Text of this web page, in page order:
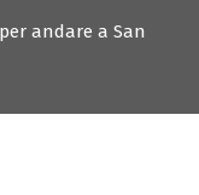
andare a San